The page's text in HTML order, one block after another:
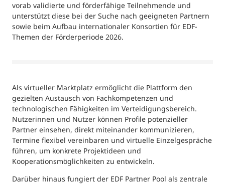
vorab validierte und förderfähige Teilnehmende und
unterstützt diese bei der Suche nach geeigneten Partnern
sowie beim Aufbau internationaler Konsortien für EDF-
Themen der Förderperiode 2026.
Als virtueller Marktplatz ermöglicht die Plattform den
gezielten Austausch von Fachkompetenzen und
technologischen Fähigkeiten im Verteidigungsbereich.
Nutzerinnen und Nutzer können Profile potenzieller
Partner einsehen, direkt miteinander kommunizieren,
Termine flexibel vereinbaren und virtuelle Einzelgespräche
führen, um konkrete Projektideen und
Kooperationsmöglichkeiten zu entwickeln.
Darüber hinaus fungiert der EDF Partner Pool als zentrale